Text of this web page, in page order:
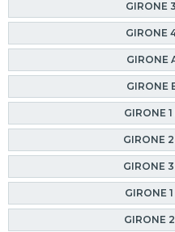
GIRONE
GIRONE
GIRONE
GIRONE
GIRONE
GIRONE
GIRONE
GIRONE
GIRONE